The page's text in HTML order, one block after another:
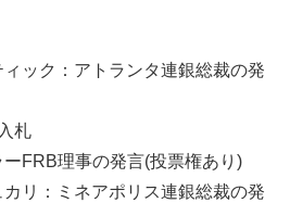
ィック：アトランタ連銀総裁の発
札
ーFRB理事の発言(投票権あり)
カリ：ミネアポリス連銀総裁の発